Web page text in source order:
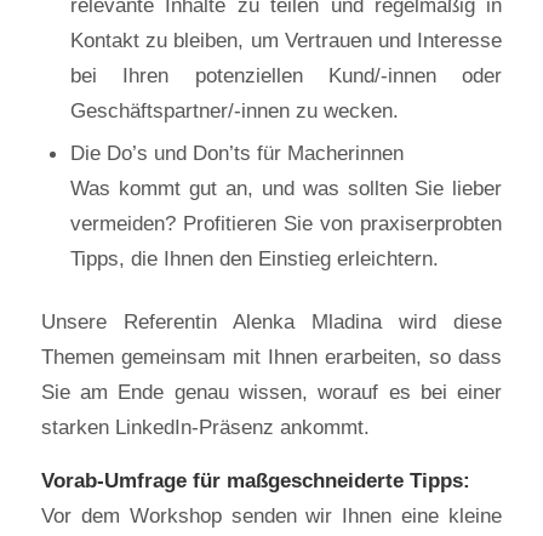
Kontakt zu bleiben, um Vertrauen und Interesse
bei Ihren potenziellen Kund/-innen oder
Geschäftspartner/-innen zu wecken.
Die Do’s und Don’ts für Macherinnen
Was kommt gut an, und was sollten Sie lieber
vermeiden? Profitieren Sie von praxiserprobten
Tipps, die Ihnen den Einstieg erleichtern.
Unsere Referentin Alenka Mladina wird diese
Themen gemeinsam mit Ihnen erarbeiten, so dass
Sie am Ende genau wissen, worauf es bei einer
starken LinkedIn-Präsenz ankommt.
Vorab-Umfrage für maßgeschneiderte Tipps:
Vor dem Workshop senden wir Ihnen eine kleine